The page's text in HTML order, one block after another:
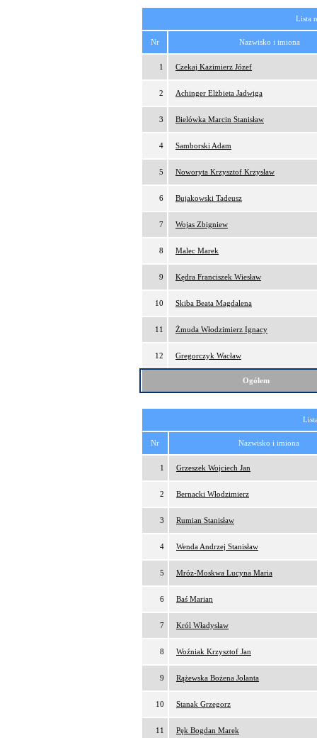
Lista
Nr Nazwisko i imiona
1 Czekaj Kazimierz Józef
2 Achinger Elżbieta Jadwiga
3 Bielówka Marcin Stanisław
4 Samborski Adam
5 Noworyta Krzysztof Krzysław
6 Bujakowski Tadeusz
7 Wojas Zbigniew
8 Malec Marek
9 Kędra Franciszek Wiesław
10 Skiba Beata Magdalena
11 Żmuda Włodzimierz Ignacy
12 Gregorczyk Wacław
Ogółem
Nr Nazwisko i imiona
1 Grzeszek Wojciech Jan
2 Bernacki Włodzimierz
3 Rumian Stanisław
4 Wenda Andrzej Stanisław
5 Mróz-Moskwa Lucyna Maria
6 Baś Marian
7 Król Władysław
8 Woźniak Krzysztof Jan
9 Rążewska Bożena Jolanta
10 Stanak Grzegorz
11 Pęk Bogdan Marek